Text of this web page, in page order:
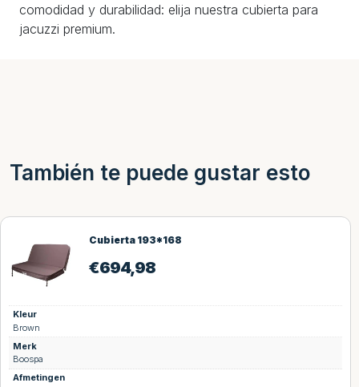
comodidad y durabilidad: elija nuestra cubierta para
jacuzzi premium.
También te puede gustar esto
Cubierta 193*168
€694,98
Kleur
Brown
Merk
Boospa
Afmetingen